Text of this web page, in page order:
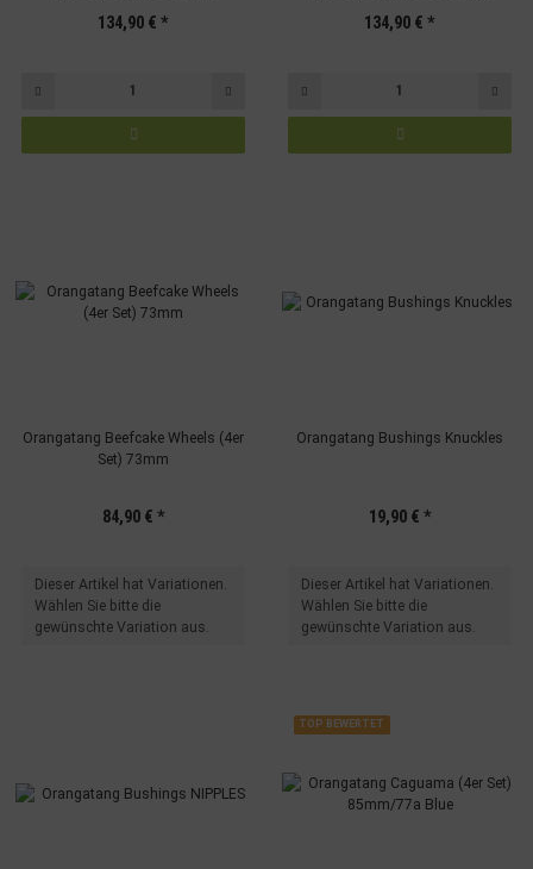
134,90 € * 134,90 € *
Orangatang Beefcake Wheels (4er
Set) 73mm
84,90 € *
xDieser Artikel hat Variationen.
Wählen Sie bitte die
gewünschte Variation aus.
Orangatang Bushings Knuckles
19,90 € *
xDieser Artikel hat Variationen.
Wählen Sie bitte die
gewünschte Variation aus.
TOP BEWERTET